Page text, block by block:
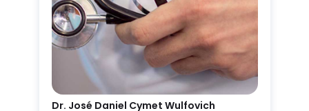
Dr. José Daniel Cymet Wulfovich